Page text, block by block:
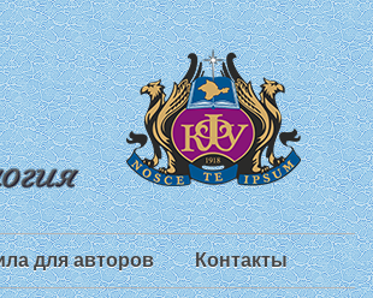
для авторов Контакты